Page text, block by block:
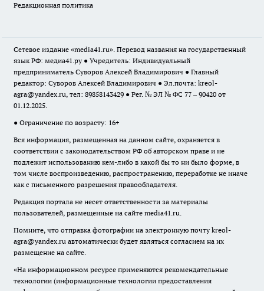
Редакционная политика
Сетевое издание «media41.ru». Перевод названия на государственный
язык РФ: медиа41.ру ● Учредитель: Индивидуальный
предприниматель Суворов Алексей Владимирович ● Главный
редактор: Суворов Алексей Владимирович ● Эл.почта: kreol-
agra@yandex.ru, тел: 89858143429 ● Рег. № ЭЛ № ФС 77 – 90420 от
01.12.2025.
● Ограничение по возрасту: 16+
Вся информация, размещенная на данном сайте, охраняется в
соответствии с законодательством РФ об авторском праве и не
подлежит использованию кем-либо в какой бы то ни было форме, в
том числе воспроизведению, распространению, переработке не иначе
как с письменного разрешения правообладателя.
Редакция портала не несет ответственности за материалы
пользователей, размещенные на сайте media41.ru.
Помните, что отправка фотографии на электронную почту kreol-
agra@yandex.ru автоматически будет являться согласием на их
размещение на сайте.
«На информационном ресурсе применяются рекомендательные
технологии (информационные технологии предоставления